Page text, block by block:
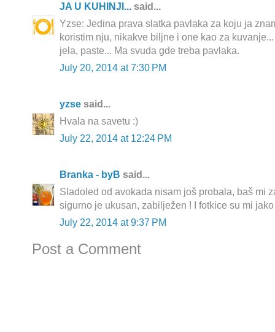
JA U KUHINJI... said...
Yzse: Jedina prava slatka pavlaka za koju ja
koristim nju, nikakve biljne i one kao za
jela, paste... Ma svuda gde treba pavlaka.
July 20, 2014 at 7:30 PM
yzse said...
Hvala na savetu :)
July 22, 2014 at 12:24 PM
Branka - byB said...
Sladoled od avokada nisam još probala, baš mi
sigurno je ukusan, zabilježen ! I fotkice su mi
July 22, 2014 at 9:37 PM
Post a Comment